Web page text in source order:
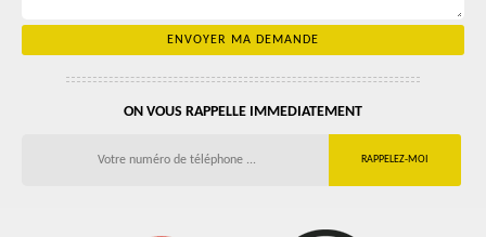
ON VOUS RAPPELLE IMMEDIATEMENT